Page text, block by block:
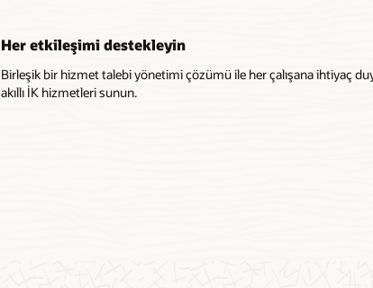
Her etkileşimi destekleyin
Birleşik bir hizmet talebi yönetimi çözümü ile her çalışana ihtiyaç
akıllı İK hizmetleri sunun.